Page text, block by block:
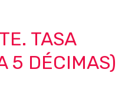
TASA
5 DÉCIMAS)